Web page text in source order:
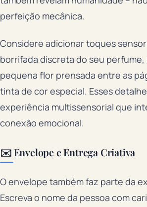
perfeição mecânica.
Considere adicionar toques
borrifada discreta do seu perfume,
pequena flor prensada entre as
tinta de cor especial. Esses
experiência multissensorial que
conexão emocional.
✉️ Envelope e Entrega Criativa
O envelope também faz parte da
Escreva o nome da pessoa com